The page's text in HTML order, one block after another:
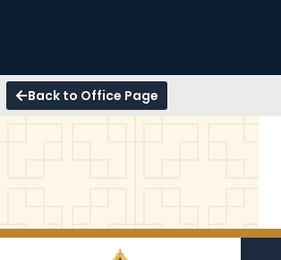
Back to Office Page